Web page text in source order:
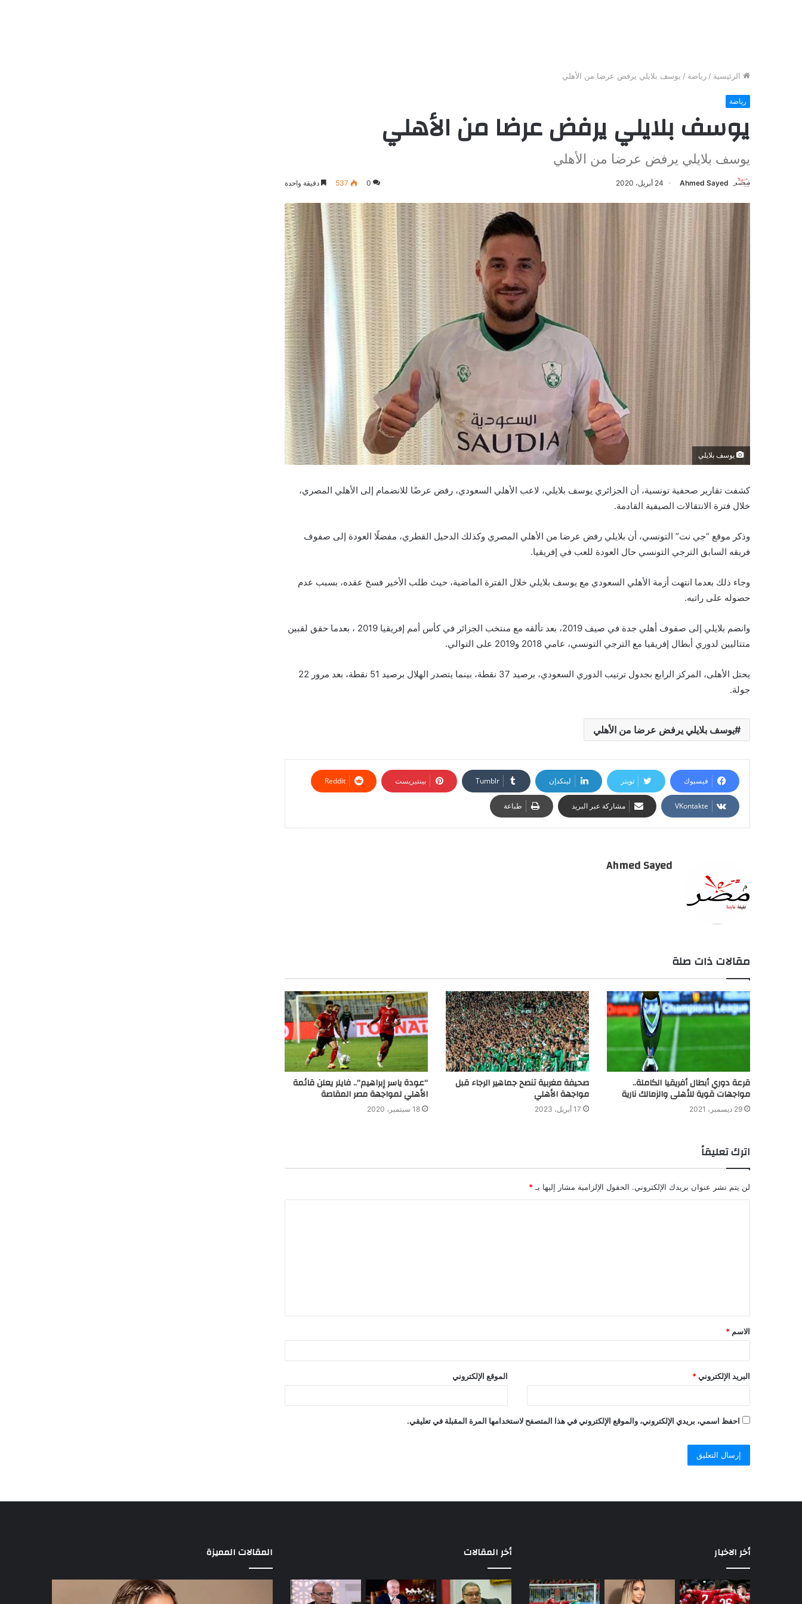
الرئيسية / رياضة / يوسف بلايلي يرفض عرضا من الأهلي
رياضة
يوسف بلايلي يرفض عرضا من الأهلي
يوسف بلايلي يرفض عرضا من الأهلي
Ahmed Sayed 24 أبريل، 2020 0
537 دقيقة واحدة
يوسف بلايلي
كشفت تقارير صحفية تونسية، أن الجزائري يوسف بلايلي، لاعب الأهلي السعودي، رفض عرضًا للانضمام إلى الأهلي المصري،
خلال فترة الانتقالات الصيفية القادمة.
وذكر موقع “جي نت” التونسي، أن بلايلي رفض عرضا من الأهلي المصري وكذلك الدحيل القطري، مفضلًا العودة إلى صفوف
فريقه السابق الترجي التونسي حال العودة للعب في إفريقيا.
وجاء ذلك بعدما انتهت أزمة الأهلي السعودي مع يوسف بلايلي خلال الفترة الماضية، حيث طلب الأخير فسخ عقده، بسبب عدم
حصوله على راتبه.
وانضم بلايلي إلى صفوف أهلي جدة في صيف 2019، بعد تألقه مع منتخب الجزائر في كأس أمم إفريقيا 2019 ، بعدما حقق لقبين
متتاليين لدوري أبطال إفريقيا مع الترجي التونسي، عامي 2018 و2019 على التوالي.
يحتل الأهلى، المركز الرابع بجدول ترتيب الدوري السعودي، برصيد 37 نقطة، بينما يتصدر الهلال برصيد 51 نقطة، بعد مرور 22
جولة.
يوسف بلايلي يرفض عرضا من الأهلي
فيسبوك تويتر لينكدإن بينتيريست
مشاركة عبر البريد طباعة
Ahmed Sayed
مقالات ذات صلة
قرعة دوري أبطال أفريقيا الكاملة..
مواجهات قوية للأهلى والزمالك نارية
29 ديسمبر، 2021
صحيفة مغربية تنصح جماهير الرجاء قبل
مواجهة الأهلي
17 أبريل، 2023
“عودة ياسر إبراهيم”.. فايلر يعلن قائمة
الأهلي لمواجهة مصر المقاصة
18 سبتمبر، 2020
اترك تعليقاً
لن يتم نشر عنوان بريدك الإلكتروني. الحقول الإلزامية مشار إليها بـ *
الاسم *
البريد الإلكتروني * الموقع الإلكتروني
احفظ اسمي، بريدي الإلكتروني، والموقع الإلكتروني في هذا المتصفح لاستخدامها المرة المقبلة في تعليقي.
أخر الاخبار أخر المقالات المقالات المميزة
السيسي
يصدر
مباريات
الأهلي